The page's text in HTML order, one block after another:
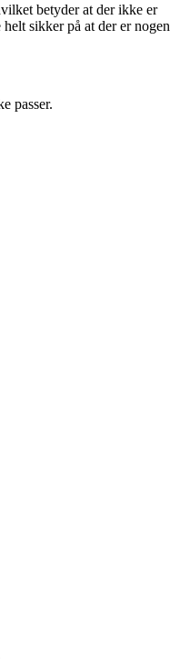
betyder at der ikke er
sikker på at der er nogen
passer.